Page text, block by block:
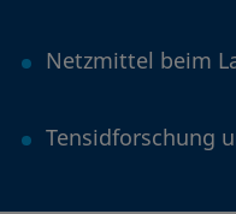
Netzmittel beim
Tensidforschung